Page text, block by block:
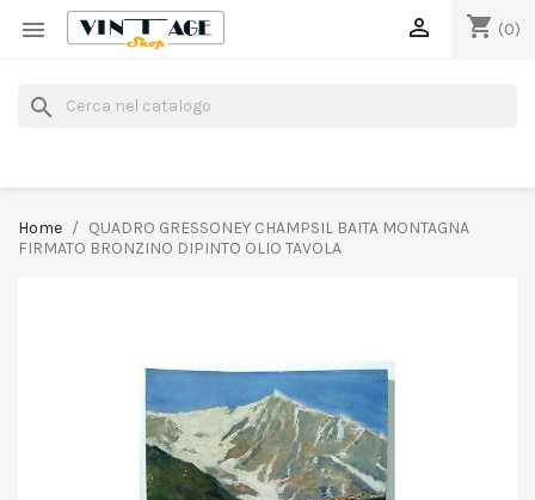
 shopping_cart (0)

search
Home
QUADRO GRESSONEY CHAMPSIL BAITA MONTAGNA
FIRMATO BRONZINO DIPINTO OLIO TAVOLA